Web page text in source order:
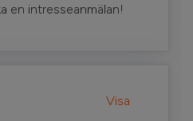
en intresseanmälan!
Visa